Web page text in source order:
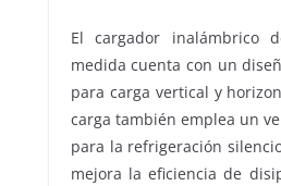
El cargador inalámbrico
medida cuenta con un
para carga vertical y
carga también emplea un
para la refrigeración
mejora la eficiencia de